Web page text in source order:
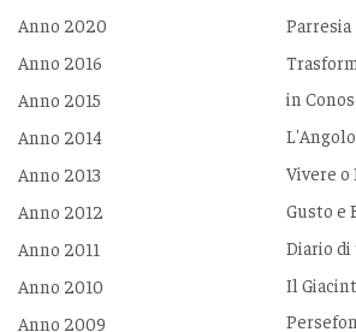
Anno 2020
Anno 2016
Anno 2015
Anno 2014
Anno 2013
Anno 2012
Anno 2011
Anno 2010
Anno 2009
Parresia
in
Vivere o
Gusto e
Diario di
Il